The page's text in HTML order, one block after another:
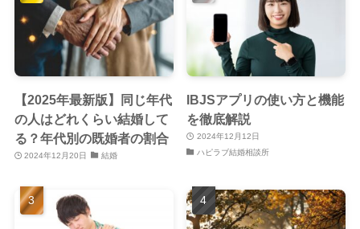
【2025年最新版】同じ年代
の人はどれくらい結婚して
る？年代別の既婚者の割合
2024年12月20日 結婚
IBJSアプリの使い方と機能
を徹底解説
2024年12月12日
ハピラブ結婚相談所